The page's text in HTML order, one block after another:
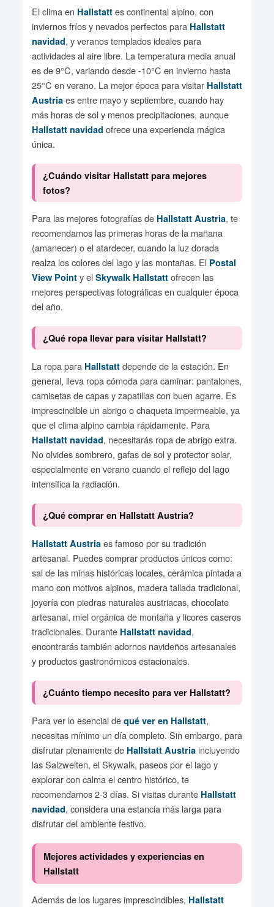
El clima en Hallstattes continental alpino, con
inviernos fríos y nevados perfectos para Hallstatt
navidad, y veranos templados ideales para
actividades al aire libre. La temperatura media anual
es de 9°C, variando desde -10°C en invierno hasta
25°C en verano. La mejor época para visitar Hallstatt
Austriaes entre mayo y septiembre, cuando hay
más horas de sol y menos precipitaciones, aunque
Hallstatt navidad ofrece una experiencia mágica
única.
¿Cuándo visitar Hallstatt para mejores
fotos?
Para las mejores fotografías de Hallstatt Austria, te
recomendamos las primeras horas de la mañana
(amanecer) o el atardecer, cuando la luz dorada
realza los colores del lago y las montañas. El Postal
View Pointy el Skywalk Hallstattofrecen las
mejores perspectivas fotográficas en cualquier época
del año.
¿Qué ropa llevar para visitar Hallstatt?
La ropa para Hallstattdepende de la estación. En
general, lleva ropa cómoda para caminar: pantalones,
camisetas de capas y zapatillas con buen agarre. Es
imprescindible un abrigo o chaqueta impermeable, ya
que el clima alpino cambia rápidamente. Para
Hallstatt navidad, necesitarás ropa de abrigo extra.
No olvides sombrero, gafas de sol y protector solar,
especialmente en verano cuando el reflejo del lago
intensifica la radiación.
¿Qué comprar en Hallstatt Austria?
Hallstatt Austriaes famoso por su tradición
artesanal. Puedes comprar productos únicos como:
sal de las minas históricas locales, cerámica pintada a
mano con motivos alpinos, madera tallada tradicional,
joyería con piedras naturales austriacas, chocolate
artesanal, miel orgánica de montaña y licores caseros
tradicionales. Durante Hallstatt navidad,
encontrarás también adornos navideños artesanales
y productos gastronómicos estacionales.
¿Cuánto tiempo necesito para ver Hallstatt?
Para ver lo esencial de qué ver en Hallstatt,
necesitas mínimo un día completo. Sin embargo, para
disfrutar plenamente de Hallstatt Austriaincluyendo
las Salzwelten, el Skywalk, paseos por el lago y
explorar con calma el centro histórico, te
recomendamos 2-3 días. Si visitas durante Hallstatt
navidad, considera una estancia más larga para
disfrutar del ambiente festivo.
Mejores actividades y experiencias en
Hallstatt
Además de los lugares imprescindibles, Hallstatt